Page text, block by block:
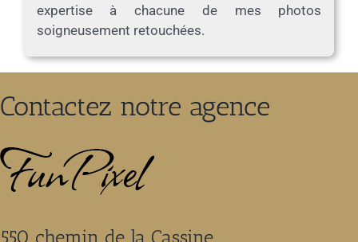
expertise à chacune de mes photos
soigneusement retouchées.
Contactez notre agence
550 chemin de la Cassine